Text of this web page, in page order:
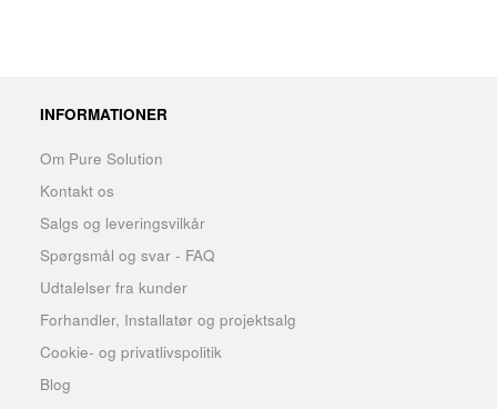
INFORMATIONER
Om Pure Solution
Kontakt os
Salgs og leveringsvilkår
Spørgsmål og svar - FAQ
Udtalelser fra kunder
Forhandler, Installatør og projektsalg
Cookie- og privatlivspolitik
Blog